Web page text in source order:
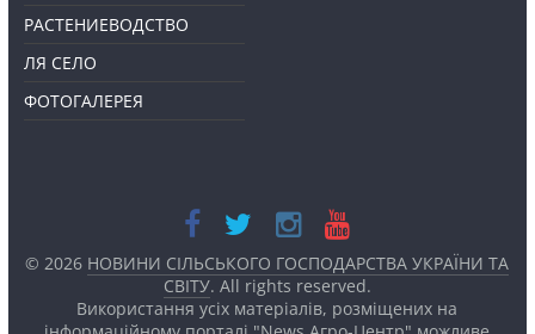
РАСТЕНИЕВОДСТВО
ЛЯ СЕЛО
ФОТОГАЛЕРЕЯ
© 2026 НОВИНИ СІЛЬСЬКОГО ГОСПОДАРСТВА УКРАЇНИ ТА
СВІТУ. All rights reserved.
Використання усіх матеріалів, розміщених на